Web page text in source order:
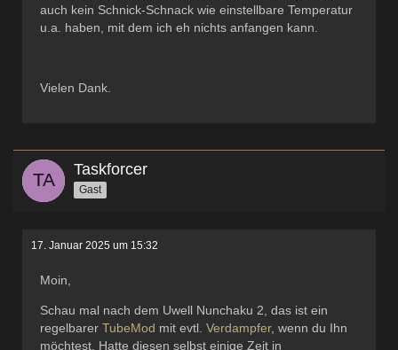
auch kein Schnick-Schnack wie einstellbare Temperatur
u.a. haben, mit dem ich eh nichts anfangen kann.
Vielen Dank.
Taskforcer
Gast
17. Januar 2025 um 15:32
Moin,
Schau mal nach dem Uwell Nunchaku 2, das ist ein
regelbarer TubeMod mit evtl. Verdampfer, wenn du Ihn
möchtest. Hatte diesen selbst einige Zeit in